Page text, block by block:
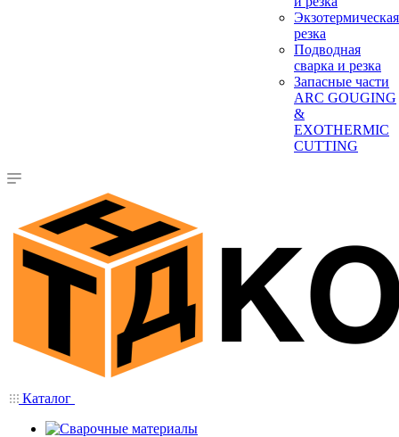
Экзотермическая
резка
Подводная
сварка и резка
Запасные части
ARC GOUGING
&
EXOTHERMIC
CUTTING
Каталог